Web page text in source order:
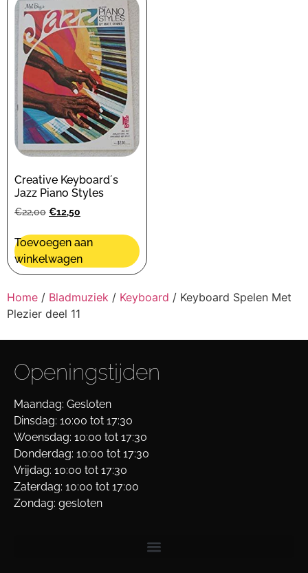
Creative Keyboard´s
Jazz Piano Styles
€22,00 €12,50
Toevoegen aan
winkelwagen
Home / Bladmuziek / Keyboard / Keyboard Spelen Met
Plezier deel 11
Openingstijden
Maandag: Gesloten
Dinsdag: 10:00 tot 17:30
Woensdag: 10:00 tot 17:30
Donderdag: 10:00 tot 17:30
Vrijdag: 10:00 tot 17:30
Zaterdag: 10:00 tot 17:00
Zondag: gesloten